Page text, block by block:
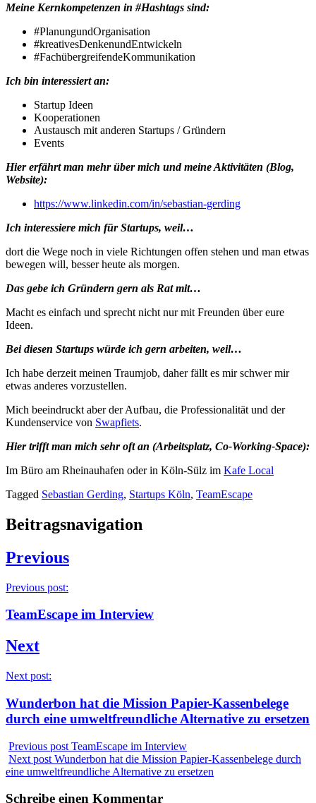
Meine Kernkompetenzen in #Hashtags sind:
#PlanungundOrganisation
#kreativesDenkenundEntwickeln
#FachübergreifendeKommunikation
Ich bin interessiert an:
Startup Ideen
Kooperationen
Austausch mit anderen Startups / Gründern
Events
Hier erfährt man mehr über mich und meine Aktivitäten (Blog,
Website):
https://www.linkedin.com/in/sebastian-gerding
Ich interessiere mich für Startups, weil…
dort die Wege noch in viele Richtungen offen stehen und man etwas
bewegen will, besser heute als morgen.
Das gebe ich Gründern gern als Rat mit…
Macht es einfach und sprecht nicht nur mit Freunden über eure
Ideen.
Bei diesen Startups würde ich gern arbeiten, weil…
Ich habe derzeit meinen Traumjob, daher fällt es mir schwer mir
etwas anderes vorzustellen.
Mich beeindruckt aber der Aufbau, die Professionalität und der
Kundenservice von Swapfiets.
Hier trifft man mich sehr oft an (Arbeitsplatz, Co-Working-Space):
Im Büro am Rheinauhafen oder in Köln-Sülz im Kafe Local
Tagged Sebastian Gerding, Startups Köln, TeamEscape
Beitragsnavigation
Previous
Previous post:
TeamEscape im Interview
Next
Next post:
Wunderbon hat die Mission Papier-Kassenbelege
durch eine umweltfreundliche Alternative zu ersetzen
Previous post TeamEscape im Interview
Next post Wunderbon hat die Mission Papier-Kassenbelege durch
eine umweltfreundliche Alternative zu ersetzen
Schreibe einen Kommentar